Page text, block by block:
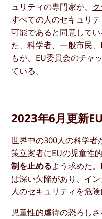
ュリティの専門家が、
すべての人のセキュリ
可能であると同意して
た、科学者、一般市民
もが、EU委員会のチャ
ている。
2023年6月更新
世界中の300人の科学者
策立案者にEUの児童性
制を止めるよう求めた
は深い欠陥があり、イ
人のセキュリティを危
児童性的虐待の恐ろし